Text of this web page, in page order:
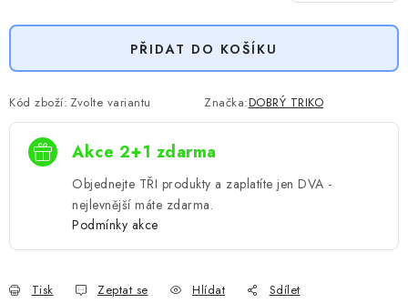
PŘIDAT DO KOŠÍKU
Kód zboží: Zvolte variantu Značka:DOBRÝ TRIKO
Akce 2+1 zdarma
Objednejte TŘI produkty a zaplatíte jen DVA -
nejlevnější máte zdarma.
Podmínky akce
Tisk Zeptat se Hlídat Sdílet